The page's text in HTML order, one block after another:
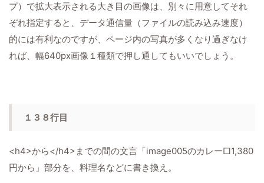
プ）で拡大表示される大き目の画像は、別々に用意してそれ
ぞれ指定すると、データ通信量（ファイルの読み込み速度）
的には有利なのですが、ページ内の写真が多くなり過ぎなけ
れば、幅640px画像１種類で押し通してもいいでしょう。
１３８行目
<h4>から</h4>までの間の文言「image005のカレー□1,380
円から」部分を、料理名などに書き換え。